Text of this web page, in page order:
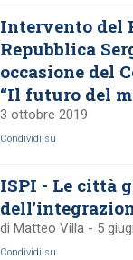
Intervento del
Repubblica
occasione del
“Il futuro del
3 ottobre 2019
Condividi su
ISPI - Le città
di Matteo Villa - 5
Condividi su